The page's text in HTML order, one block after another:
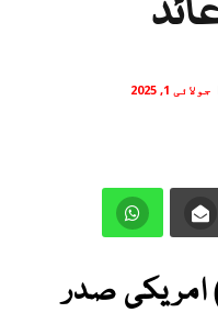
جولائی 1, 2025
صدر